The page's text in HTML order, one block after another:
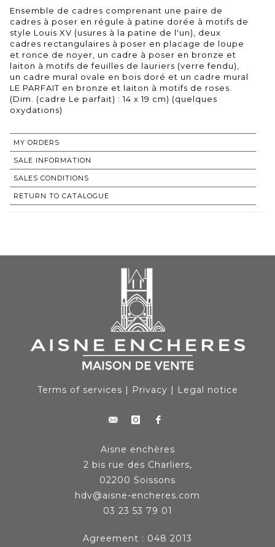
Ensemble de cadres comprenant une paire de
cadres à poser en régule à patine dorée à motifs de
style Louis XV (usures à la patine de l'un), deux
cadres rectangulaires à poser en placage de loupe
et ronce de noyer, un cadre à poser en bronze et
laiton à motifs de feuilles de lauriers (verre fendu),
un cadre mural ovale en bois doré et un cadre mural
LE PARFAIT en bronze et laiton à motifs de roses.
(Dim. (cadre Le parfait) : 14 x 19 cm) (quelques
oxydations)
MY ORDERS
SALE INFORMATION
SALES CONDITIONS
RETURN TO CATALOGUE
Terms of services | Privacy | Legal notice
Aisne enchères
2 bis rue des Charliers,
02200 Soissons
hdv@aisne-encheres.com
03 23 53 79 01
Agreement : 048 2013